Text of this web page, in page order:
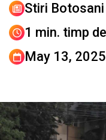
Stiri Botosani
1 min. timp
May 13,